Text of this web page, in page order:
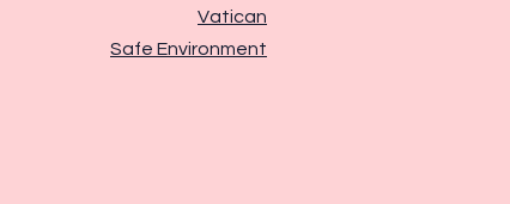
Vatican
Safe Environment